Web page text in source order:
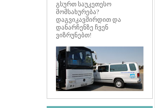
გსურთ საუკეთესო
მომსახურება?
დაგვიკავშირდით და
დანარჩენზე ჩვენ
ვიზრუნებთ!